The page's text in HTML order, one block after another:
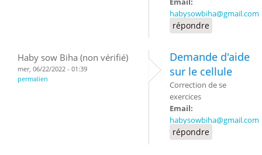
habysowbiha@gmail.com
répondre
Haby sow Biha (non vérifié)
mer, 06/22/2022 - 01:39
permalien
Demande d'aide
sur le cellule
Correction de se
exercices
Email:
habysowbiha@gmail.com
répondre